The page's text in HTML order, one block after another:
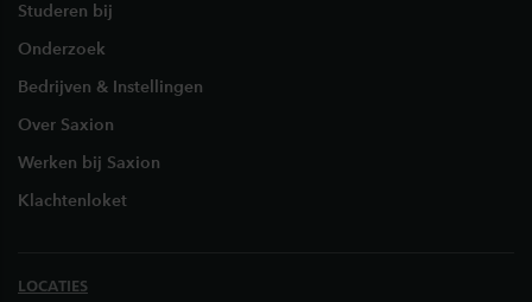
Studeren bij
Onderzoek
Bedrijven & Instellingen
Over Saxion
Werken bij Saxion
Klachtenloket
LOCATIES